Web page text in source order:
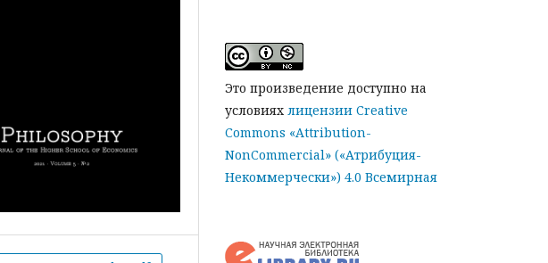
Это произведение доступно на
условиях лицензии Creative
Commons «Attribution-
NonCommercial» («Атрибуция-
Некоммерчески») 4.0 Всемирная